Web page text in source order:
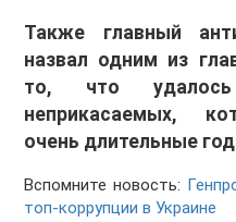
Также главный
назвал одним из
то, что
неприкасаемых,
очень длительные
Вспомните новость:
топ-коррупции в Украине